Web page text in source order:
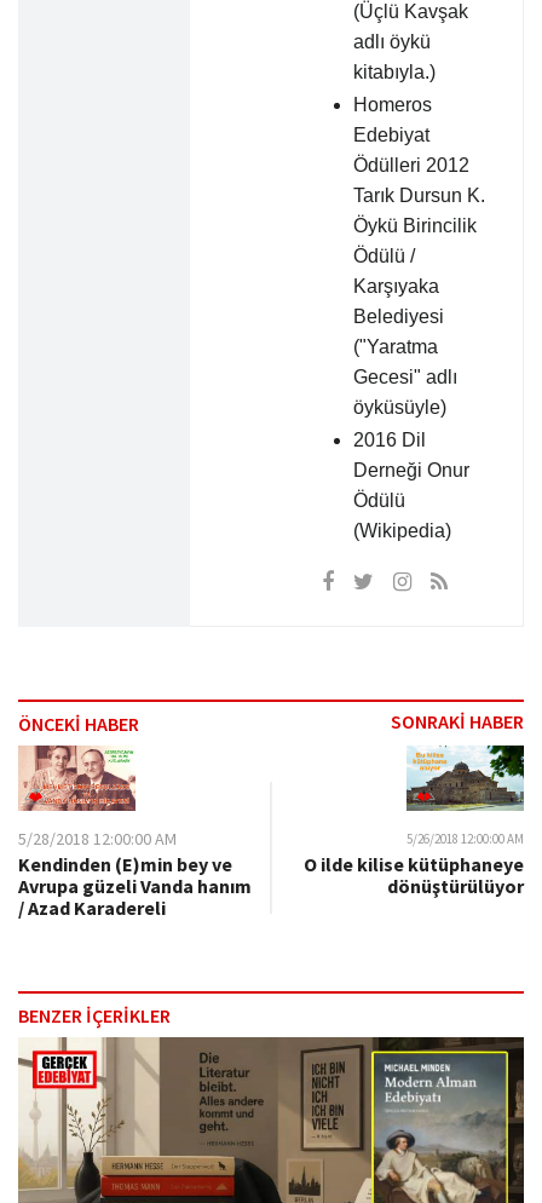
(Üçlü Kavşak
adlı öykü
kitabıyla.)
Homeros
Edebiyat
Ödülleri 2012
Tarık Dursun K.
Öykü Birincilik
Ödülü /
Karşıyaka
Belediyesi
("Yaratma
Gecesi" adlı
öyküsüyle)
2016 Dil
Derneği Onur
Ödülü
(Wikipedia)
ÖNCEKİ HABER SONRAKİ HABER
5/28/2018 12:00:00 AM
Kendinden (E)min bey ve
Avrupa güzeli Vanda hanım
/ Azad Karadereli
5/26/2018 12:00:00 AM
O ilde kilise kütüphaneye
dönüştürülüyor
BENZER İÇERİKLER